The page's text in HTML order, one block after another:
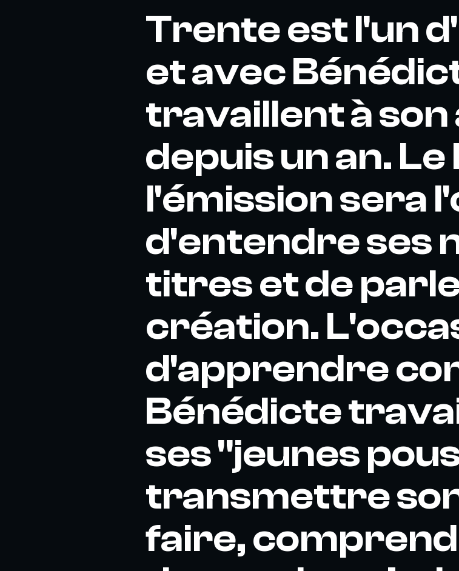
Trente est l'un
et avec
travaillent à son
depuis un an.
l'émission sera
d'entendre ses
titres et de
création.
d'apprendre
Bénédicte
ses "jeunes
transmettre
faire,